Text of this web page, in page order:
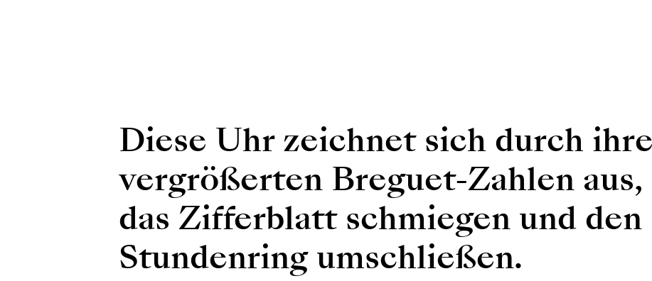
Diese Uhr zeichnet sich durch
vergrößerten Breguet-Zahlen aus,
das Zifferblatt schmiegen und den
Stundenring umschließen.